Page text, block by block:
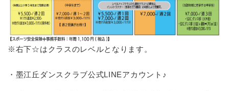
※右下☆はクラスのレベルとなります。
・墨江丘ダンスクラブ公式LINEアカウント♪